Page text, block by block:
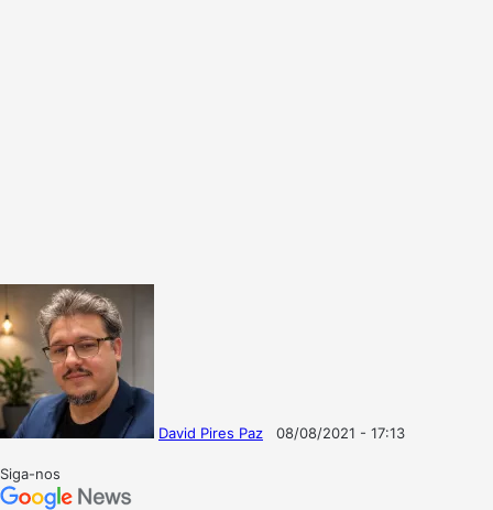
David Pires Paz
08/08/2021 - 17:13
Siga-nos